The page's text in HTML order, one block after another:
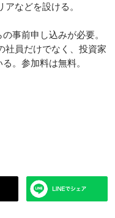
などを設ける。
事前申し込みが必要。
社員だけでなく、投資家
。参加料は無料。